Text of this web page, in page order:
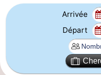
Arrivée
Départ